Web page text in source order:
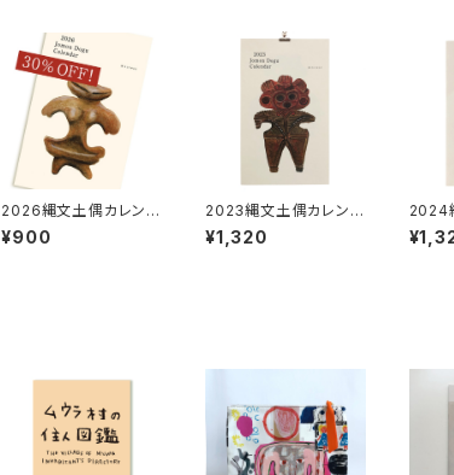
2026縄文土偶カレンダ
ー
¥900
2023縄文土偶カレンダ
ー
¥1,320
2024
ー